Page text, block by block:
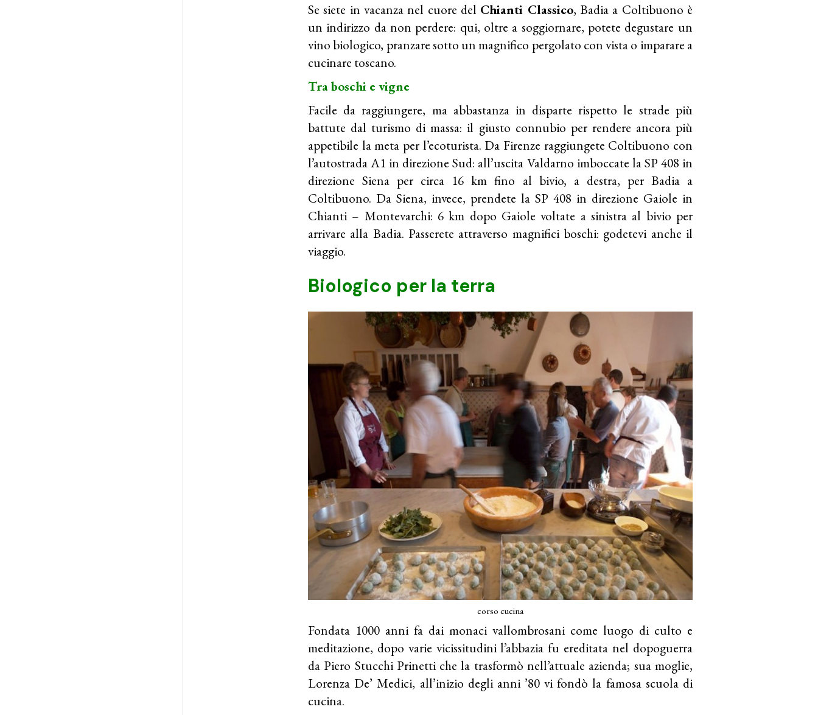
Se siete in vacanza nel cuore del Chianti Classico, Badia a Coltibuono è
un indirizzo da non perdere: qui, oltre a soggiornare, potete degustare un
vino biologico, pranzare sotto un magnifico pergolato con vista o imparare a
cucinare toscano.
Tra boschi e vigne
Facile da raggiungere, ma abbastanza in disparte rispetto le strade più
battute dal turismo di massa: il giusto connubio per rendere ancora più
appetibile la meta per l’ecoturista. Da Firenze raggiungete Coltibuono con
l’autostrada A1 in direzione Sud: all’uscita Valdarno imboccate la SP 408 in
direzione Siena per circa 16 km fino al bivio, a destra, per Badia a
Coltibuono. Da Siena, invece, prendete la SP 408 in direzione Gaiole in
Chianti – Montevarchi: 6 km dopo Gaiole voltate a sinistra al bivio per
arrivare alla Badia. Passerete attraverso magnifici boschi: godetevi anche il
viaggio.
Biologico per la terra
corso cucina
Fondata 1000 anni fa dai monaci vallombrosani come luogo di culto e
meditazione, dopo varie vicissitudini l’abbazia fu ereditata nel dopoguerra
da Piero Stucchi Prinetti che la trasformò nell’attuale azienda; sua moglie,
Lorenza De’ Medici, all’inizio degli anni ’80 vi fondò la famosa scuola di
cucina.